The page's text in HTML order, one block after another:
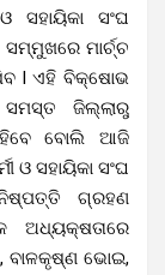
ସହାୟିକା ସଂଘ
ମାର୍ଚ୍ଚ
l ଏହି ବିକ୍ଷୋଭ
ଜିଲ୍ଲାରୁ
ବୋଲି ଆଜି
ଓ ସହାୟିକା ସଂଘ
ଗ୍ରହଣ
ଅଧ୍ୟକ୍ଷତାରେ
ବାଳକୃଷ୍ଣ ଭୋଇ,